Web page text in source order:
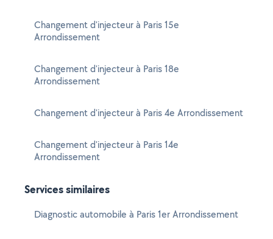
Changement d'injecteur à Paris 15e
Arrondissement
Changement d'injecteur à Paris 18e
Arrondissement
Changement d'injecteur à Paris 4e Arrondissement
Changement d'injecteur à Paris 14e
Arrondissement
Services similaires
Diagnostic automobile à Paris 1er Arrondissement